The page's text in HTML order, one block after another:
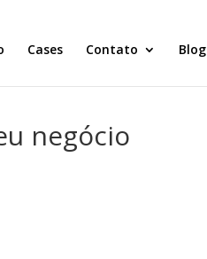
Cases Contato Blog
negócio